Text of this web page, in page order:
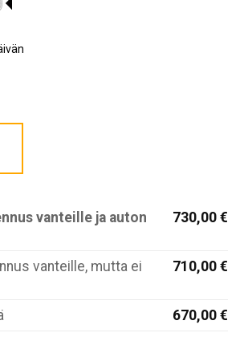
vanteille ja auton
730,00 €
vanteille, mutta ei
710,00 €
670,00 €